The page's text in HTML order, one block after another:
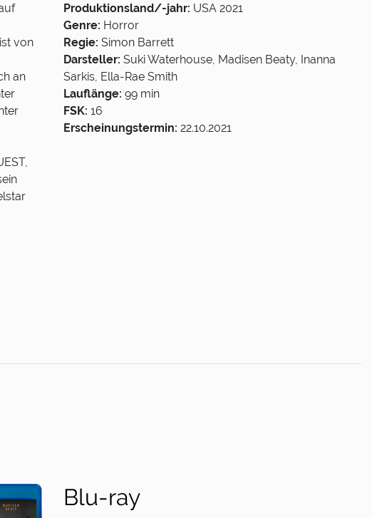
von
an
Produktionsland/-jahr: USA 2021
Genre: Horror
Regie: Simon Barrett
Darsteller: Suki Waterhouse, Madisen Beaty, Inanna
Sarkis, Ella-Rae Smith
Lauflänge: 99 min
FSK: 16
Erscheinungstermin: 22.10.2021
Blu-ray